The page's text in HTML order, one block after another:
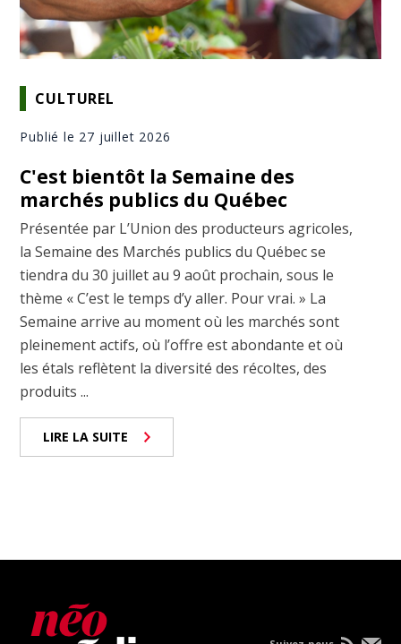
CULTUREL
Publié le 27 juillet 2026
C'est bientôt la Semaine des
marchés publics du Québec
Présentée par L’Union des producteurs agricoles,
la Semaine des Marchés publics du Québec se
tiendra du 30 juillet au 9 août prochain, sous le
thème « C’est le temps d’y aller. Pour vrai. » La
Semaine arrive au moment où les marchés sont
pleinement actifs, où l’offre est abondante et où
les étals reflètent la diversité des récoltes, des
produits ...
LIRE LA SUITE